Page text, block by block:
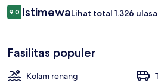
Ulasan
9,09,0 dari 10
IstimewaLihat total 1.326
Fasilitas populer
Kolam renang